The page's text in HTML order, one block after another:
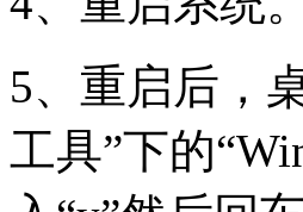
5、重启后，
工具”下的